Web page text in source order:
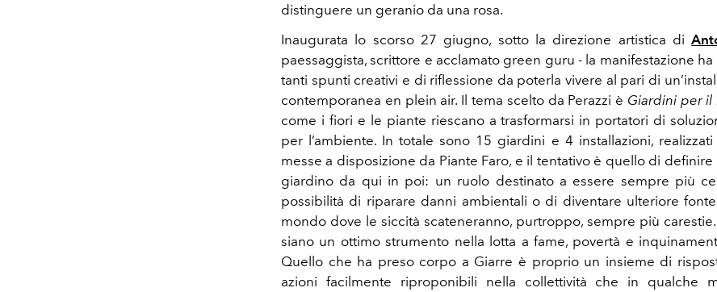
distinguere un geranio da una rosa.
Inaugurata lo scorso 27 giugno, sotto la direzione artistica di
paessaggista, scrittore e acclamato green guru - la manifestazione
tanti spunti creativi e di riflessione da poterla vivere al pari di
contemporanea en plein air. Il tema scelto da Perazzi è Giardini per il
come i fiori e le piante riescano a trasformarsi in portatori di
per l’ambiente. In totale sono 15 giardini e 4 installazioni,
messe a disposizione da Piante Faro, e il tentativo è quello di
giardino da qui in poi: un ruolo destinato a essere sempre più
possibilità di riparare danni ambientali o di diventare ulteriore
mondo dove le siccità scateneranno, purtroppo, sempre più
siano un ottimo strumento nella lotta a fame, povertà e
Quello che ha preso corpo a Giarre è proprio un insieme di
azioni facilmente riproponibili nella collettività che in qualche